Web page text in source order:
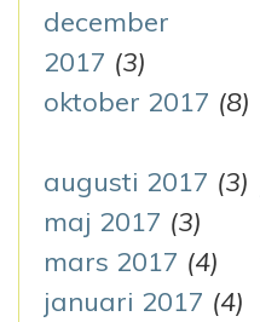
december
2017 (3)
oktober 2017 (8)
augusti 2017 (3)
maj 2017 (3)
mars 2017 (4)
januari 2017 (4)